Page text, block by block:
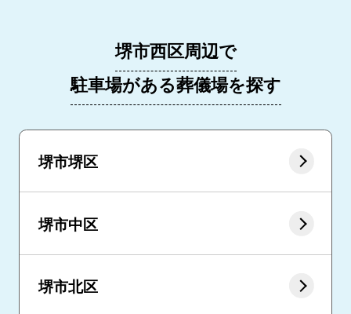
堺市西区周辺で
駐車場がある葬儀場を探す
堺市堺区
堺市中区
堺市北区